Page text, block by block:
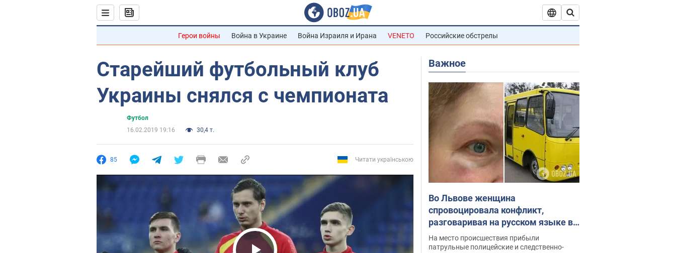
Герои войны Война в Украине Война Израиля и Ирана VENETO Российские обстрелы
Старейший футбольный клуб
Украины снялся с чемпионата
Футбол
16.02.2019 19:16
30,4 т.
85 Читати українською
Важное
Во Львове женщина
спровоцировала конфликт,
разговаривая на русском языке в
маршрутке: полиция составила
административный протокол.
На место происшествия прибыли
патрульные полицейские и следственно-